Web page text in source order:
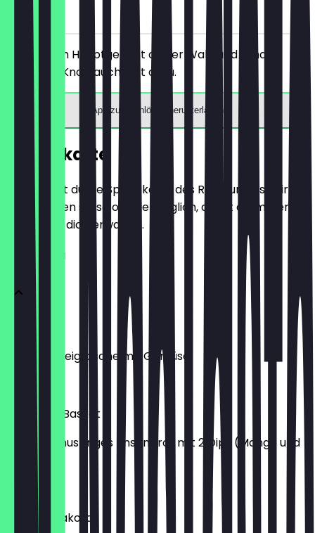
vor Ort
Bestelle ein Hauptgericht deiner Wahl und erhalte
kostenlos Knoblauchbrot dazu.
App zum Einlösen herunterladen
Speisekarte
Hier findest du die Speisekarte des Restaurants. Wir
aktualisieren sie so oft wie möglich, damit du immer
weißt, was dich erwartet.
VORSPEISEN
Samosa
Frittierte Teigtasche mit Gemüse
€ 6,90
Papadam Basket
Ein Korb knuspriges Linsenbrot mit 2 Dips (Mango und
Minze)
Chicken Pakora